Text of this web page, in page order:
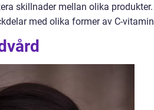
skillnader mellan olika
med olika former av C-